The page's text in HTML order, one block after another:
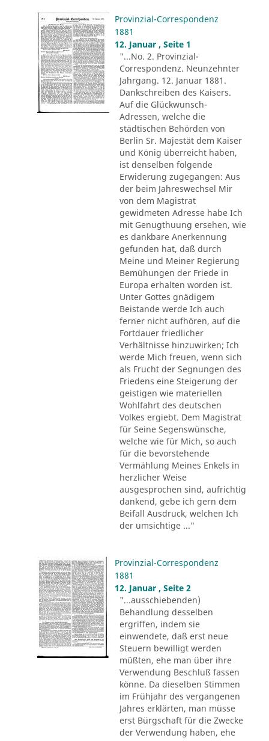
Provinzial-Correspondenz
1881
12. Januar , Seite 1
"...No. 2. Provinzial-
Correspondenz. Neunzehnter
Jahrgang. 12. Januar 1881.
Dankschreiben des Kaisers.
Auf die Glückwunsch-
Adressen, welche die
städtischen Behörden von
Berlin Sr. Majestät dem Kaiser
und König überreicht haben,
ist denselben folgende
Erwiderung zugegangen: Aus
der beim Jahreswechsel Mir
von dem Magistrat
gewidmeten Adresse habe Ich
mit Genugthuung ersehen, wie
es dankbare Anerkennung
gefunden hat, daß durch
Meine und Meiner Regierung
Bemühungen der Friede in
Europa erhalten worden ist.
Unter Gottes gnädigem
Beistande werde Ich auch
ferner nicht aufhören, auf die
Fortdauer friedlicher
Verhältnisse hinzuwirken; Ich
werde Mich freuen, wenn sich
als Frucht der Segnungen des
Friedens eine Steigerung der
geistigen wie materiellen
Wohlfahrt des deutschen
Volkes ergiebt. Dem Magistrat
für Seine Segenswünsche,
welche wie für Mich, so auch
für die bevorstehende
Vermählung Meines Enkels in
herzlicher Weise
ausgesprochen sind, aufrichtig
dankend, gebe ich gern dem
Beifall Ausdruck, welchen Ich
der umsichtige ..."
Provinzial-Correspondenz
1881
12. Januar , Seite 2
"...ausschiebenden)
Behandlung desselben
ergriffen, indem sie
einwendete, daß erst neue
Steuern bewilligt werden
müßten, ehe man über ihre
Verwendung Beschluß fassen
könne. Da dieselben Stimmen
im Frühjahr des vergangenen
Jahres erklärten, man müsse
erst Bürgschaft für die Zwecke
der Verwendung haben, ehe